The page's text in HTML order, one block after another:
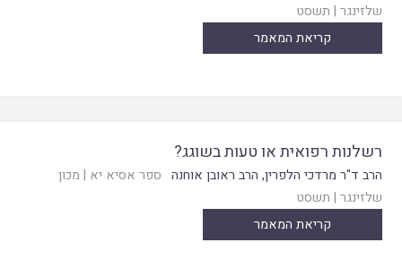
שלזינגר | תשסט
קריאת המאמר
רשלנות רפואית או טעות בשוגג?
הרב ד"ר מרדכי הלפרין, הרב ראובן אוחנה ספר אסיא יא | מכון
שלזינגר | תשסט
קריאת המאמר